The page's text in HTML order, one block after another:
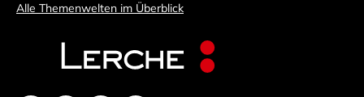
Alle Themenwelten im Überblick